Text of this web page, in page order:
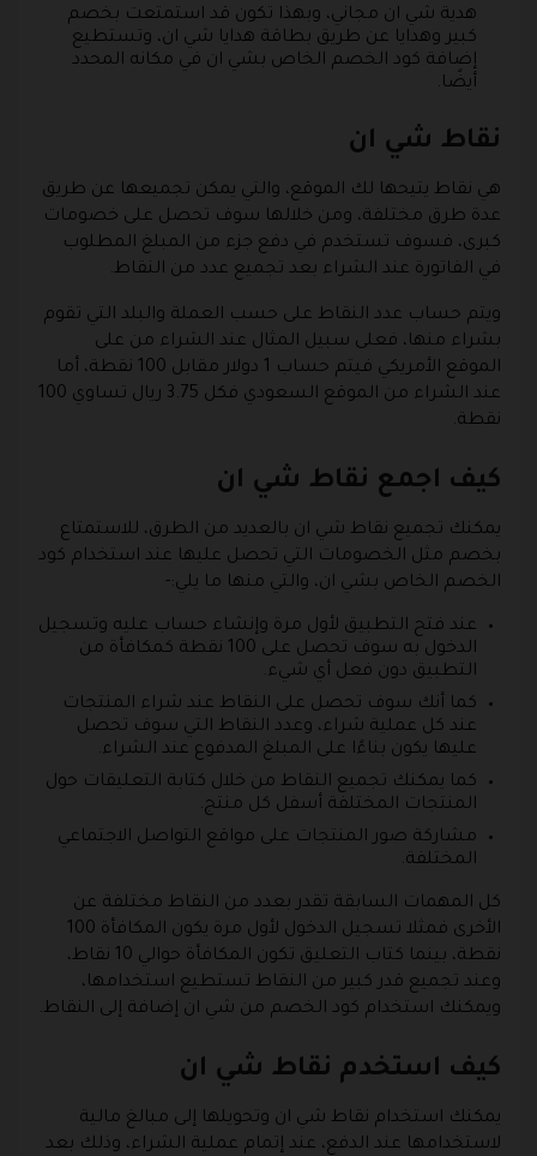
هدية شي ان مجاني، وبهذا تكون قد استمتعت بخصم
كبير وهدايا عن طريق بطاقة هدايا شي ان، وتستطيع
إضافة كود الخصم الخاص بشي ان في مكانه المحدد
أيضًا.
نقاط شي ان
هي نقاط يتيحها لك الموقع، والتي يمكن تجميعها عن طريق
عدة طرق مختلفة، ومن خلالها سوف تحصل على خصومات
كبرى، فسوف تستخدم في دفع جزء من المبلغ المطلوب
في الفاتورة عند الشراء بعد تجميع عدد من النقاط.
ويتم حساب عدد النقاط على حسب العملة والبلد التي تقوم
بشراء منها، فعلى سبيل المثال عند الشراء من على
الموقع الأمريكي فيتم حساب 1 دولار مقابل 100 نقطة، أما
عند الشراء من الموقع السعودي فكل 3.75 ريال تساوي 100
نقطة.
كيف اجمع نقاط شي ان
يمكنك تجميع نقاط شي ان بالعديد من الطرق، للاستمتاع
بخصم مثل الخصومات التي تحصل عليها عند استخدام كود
الخصم الخاص بشي ان، والتي منها ما يلي:-
عند فتح التطبيق لأول مرة وإنشاء حساب عليه وتسجيل
الدخول به سوف تحصل على 100 نقطة كمكافأة من
التطبيق دون فعل أي شيء.
كما أنك سوف تحصل على النقاط عند شراء المنتجات
عند كل عملية شراء، وعدد النقاط التي سوف تحصل
عليها يكون بناءًا على المبلغ المدفوع عند الشراء.
كما يمكنك تجميع النقاط من خلال كتابة التعليقات حول
المنتجات المختلفة أسفل كل منتج.
مشاركة صور المنتجات على مواقع التواصل الاجتماعي
المختلفة.
كل المهمات السابقة تقدر بعدد من النقاط مختلفة عن
الأخرى فمثلا تسجيل الدخول لأول مرة يكون المكافأة 100
نقطة، بينما كتاب التعليق تكون المكافأة حوالي 10 نقاط،
وعند تجميع قدر كبير من النقاط تستطيع استخدامها،
ويمكنك استخدام كود الخصم من شي ان إضافة إلى النقاط.
كيف استخدم نقاط شي ان
يمكنك استخدام نقاط شي ان وتحويلها إلى مبالغ مالية
لاستخدامها عند الدفع، عند إتمام عملية الشراء، وذلك بعد